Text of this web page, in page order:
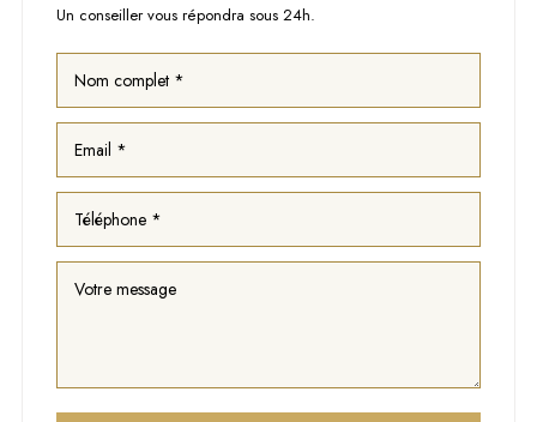
Un conseiller vous répondra sous 24h.